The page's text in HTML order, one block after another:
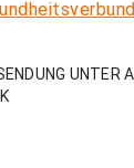
UNTER